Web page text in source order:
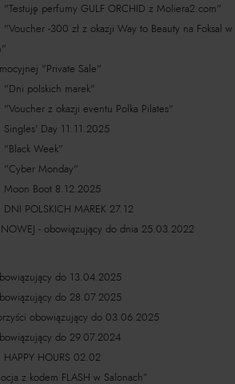
"Testuję perfumy ​GULF ORCHID z Moliera2.com"
-300 zł z okazji Way to Beauty na Foksal w
"Private Sale"
"Dni polskich marek"
z okazji eventu Polka Pilates"
Day 11.11.2025
"Black Week"
"Cyber Monday"
Moon Boot 8.12.2025
POLSKICH MAREK 27.12
- obowiązujący do dnia 25.03.2022
do 13.04.2025
do 28.07.2025
obowiązujący do 03.06.2025
do 29.07.2024
HOURS 02.02
z kodem FLASH w Salonach”